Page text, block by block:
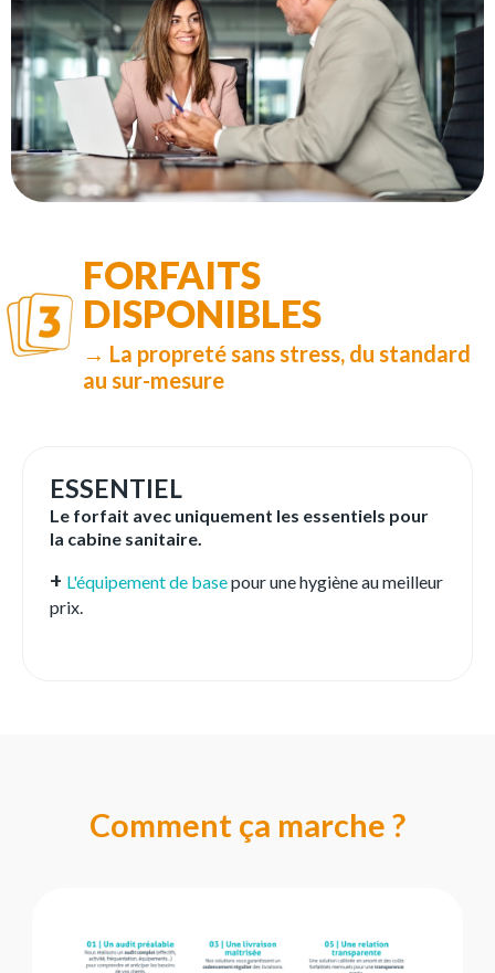
FORFAITS
DISPONIBLES
→ La propreté sans stress, du standard
au sur-mesure
ESSENTIEL
Le forfait avec uniquement les essentiels pour
la cabine sanitaire.
+ L'équipement de basepour une hygiène au meilleur
prix.
Comment ça marche ?